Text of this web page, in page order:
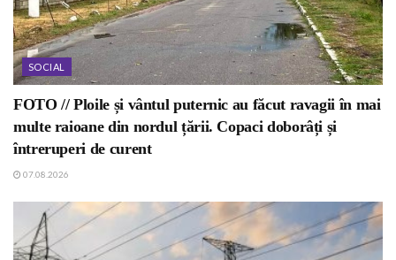
SOCIAL
FOTO // Ploile și vântul puternic au făcut ravagii în mai
multe raioane din nordul țării. Copaci doborâți și
întreruperi de curent
07.08.2026